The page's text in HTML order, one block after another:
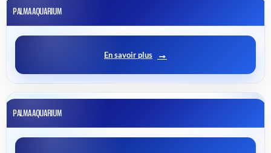
PALMA AQUARIUM
En savoir plus
PALMA AQUARIUM